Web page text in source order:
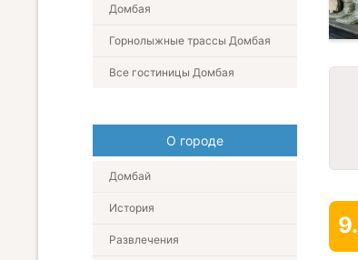
Домбая
Горнолыжные трассы Домбая
Все гостиницы Домбая
О городе
Домбай
История
Развлечения